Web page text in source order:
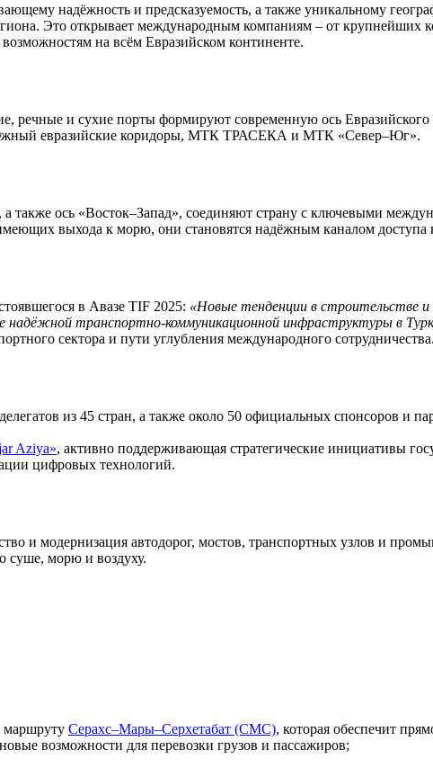
надёжность и предсказуемость, а также уникальному
Это открывает международным компаниям – от крупнейших
на всём Евразийском континенте.
речные и сухие порты формируют современную ось Евразийского
евразийские коридоры, МТК ТРАСЕКА и МТК «Север–Юг».
также ось «Восток–Запад», соединяют страну с ключевыми
выхода к морю, они становятся надёжным каналом
в Авазе TIF 2025: «Новые тенденции в строительстве
надёжной транспортно-коммуникационной инфраструктуры в
сектора и пути углубления международного сотрудничества.
из 45 стран, а также около 50 официальных спонсоров и
Aziya», активно поддерживающая стратегические инициативы
цифровых технологий.
и модернизация автодорог, мостов, транспортных узлов и
суше, морю и воздуху.
маршруту Серахс–Мары–Серхетабат (СМС), которая обеспечит
возможности для перевозки грузов и пассажиров;